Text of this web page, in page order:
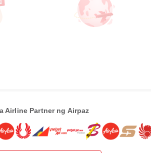
Airline Partner ng Airpaz